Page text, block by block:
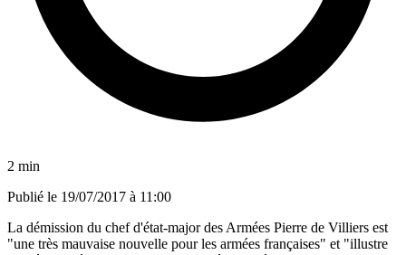
2 min
Publié le 19/07/2017 à 11:00
La démission du chef d'état-major des Armées Pierre de Villiers est
"une très mauvaise nouvelle pour les armées françaises" et "illustre